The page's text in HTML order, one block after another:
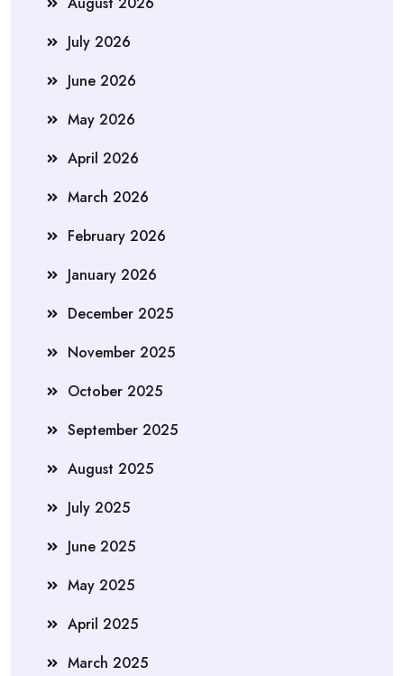
July 2026
June 2026
May 2026
April 2026
March 2026
February 2026
January 2026
December 2025
November 2025
October 2025
September 2025
August 2025
July 2025
June 2025
May 2025
April 2025
March 2025